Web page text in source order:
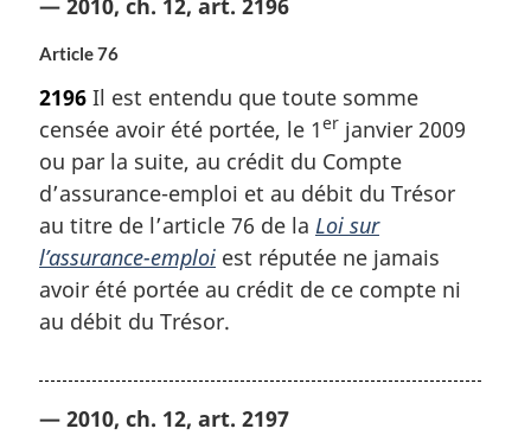
Article 76
2196 Il est entendu que toute somme
censée avoir été portée, le 1er janvier 2009
ou par la suite, au crédit du Compte
d’assurance-emploi et au débit du Trésor
au titre de l’article 76 de la Loi sur
l’assurance-emploi est réputée ne jamais
avoir été portée au crédit de ce compte ni
au débit du Trésor.
— 2010, ch. 12, art. 2197